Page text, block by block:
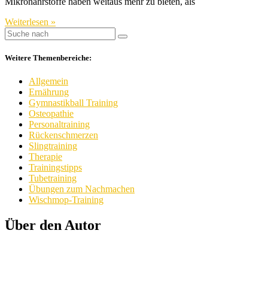
Weiterlesen »
Weitere Themenbereiche:
Allgemein
Ernährung
Gymnastikball Training
Osteopathie
Personaltraining
Rückenschmerzen
Slingtraining
Therapie
Trainingstipps
Tubetraining
Übungen zum Nachmachen
Wischmop-Training
Über den Autor